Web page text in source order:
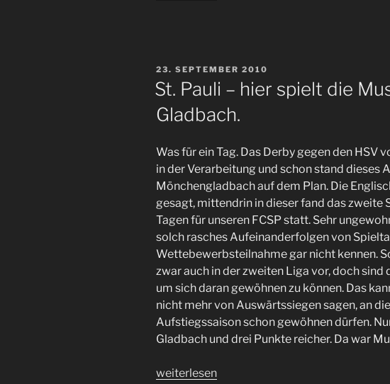
der
Englischen
Woche…“
VERÖFFENTLICHT
AM
23. SEPTEMBER 2010
St. Pauli – hier spielt die
Gladbach.
Was für ein Tag. Das Derby gegen den HSV
in der Verarbeitung und schon stand dieses
Mönchengladbach auf dem Plan. Die
gesagt, mittendrin in dieser fand das zweite
Tagen für unseren FCSP statt. Sehr
solch rasches Aufeinanderfolgen von
Wettebewerbsteilnahme gar nicht kennen.
zwar auch in der zweiten Liga vor, doch sind
um sich daran gewöhnen zu können. Das
nicht mehr von Auswärtssiegen sagen, an
Aufstiegssaison schon gewöhnen dürfen.
Gladbach und drei Punkte reicher. Da war
„St.
weiterlesen